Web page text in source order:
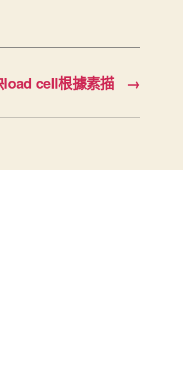
→
load cell根據素描